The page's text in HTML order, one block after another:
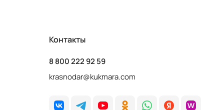
Контакты
8 800 222 92 59
krasnodar@kukmara.com